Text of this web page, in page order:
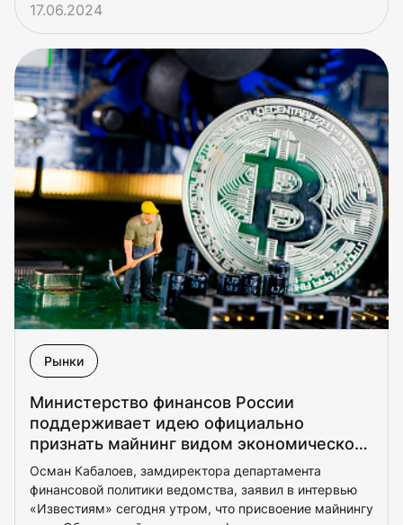
17.06.2024
Рынки
Министерство финансов России
поддерживает идею официально
признать майнинг видом экономической
деятельности
Осман Кабалоев, замдиректора департамента
финансовой политики ведомства, заявил в интервью
«Известиям» сегодня утром, что присвоение майнингу